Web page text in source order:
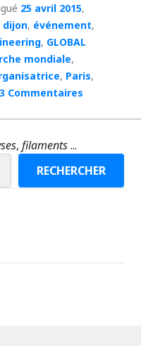
25 avril 2015,
dijon, événement,
, GLOBAL
mondiale,
, Paris,
Commentaires
, filaments...
RECHERCHER